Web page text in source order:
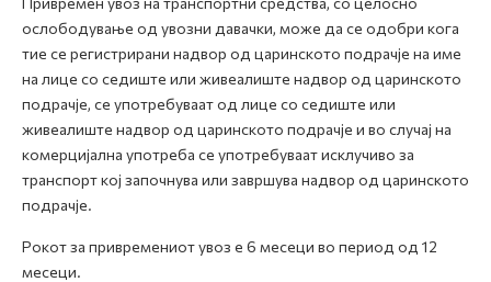
ослободување од увозни давачки, може да се одобри кога
тие се регистрирани надвор од царинското подрачје на име
на лице со седиште или живеалиште надвор од царинското
подрачје, се употребуваат од лице со седиште или
живеалиште надвор од царинското подрачје и во случај на
комерцијална употреба се употребуваат исклучиво за
транспорт кој започнува или завршува надвор од царинското
подрачје.
Рокот за привремениот увоз е 6 месеци во период од 12
месеци.